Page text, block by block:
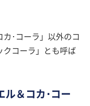
･コーラ」以外のコ
クコーラ」とも呼ば
ル＆コカ･コー